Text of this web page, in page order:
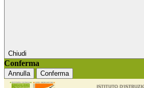
Chiudi
Conferma
Annulla Conferma